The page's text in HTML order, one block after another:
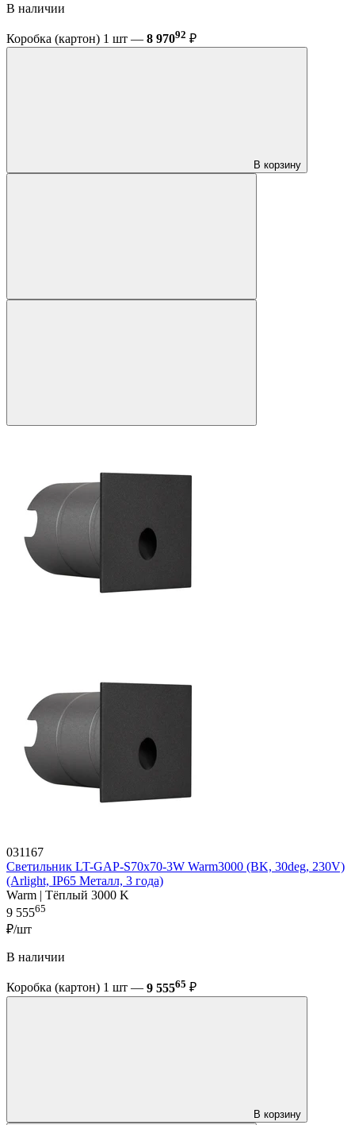
В наличии
Коробка (картон) 1 шт — 8 97092 ₽
В корзину
031167
Светильник LT-GAP-S70x70-3W Warm3000 (BK, 30deg, 230V)
(Arlight, IP65 Металл, 3 года)
Warm | Тёплый 3000 K
9 55565
₽/шт
В наличии
Коробка (картон) 1 шт — 9 55565 ₽
В корзину